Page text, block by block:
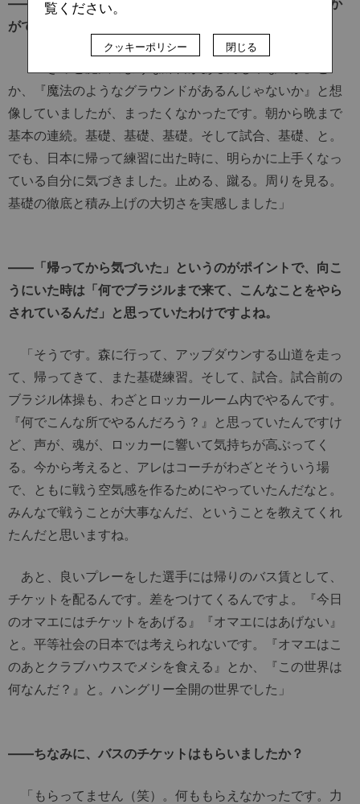
がでしたか？
か、『魔法のようなグラウンドがあるんじゃないか』と想
像していましたが、まったくなかったです。朝から晩まで
基本の連続。基礎、基礎、基礎。そして試合、基礎、と。
でも、日本に帰って練習に出た時に、明らかに上手くなっ
ている自分に気づきました。止める、蹴る。周りを見る。
基礎の徹底と積み上げの大切さを実感しました」
――「帰ってから気づいた」というのがポイントで、向こ
うにいた時は「何でブラジルまで来て、こんなことをやら
されているんだ」と思っていたわけですよね。
「そうです。森に行って、アップダウンする山道を走っ
て、帰ってきて、また基礎練習。そして、試合。試合前の
ブラジル体操も、わざとロッカールーム内でやるんです。
『何でこんな所でやるんだろう？』と思っていたんですけ
ど、声が、魂が、ロッカーに響いて気持ちが高ぶってく
る。今から考えると、アレはコーチがわざとそういう場
で、ともに戦う空気感を作るためにやっていたんだなと。
みんなで戦うことが大事なんだ、ということを教えてくれ
たんだと思いますね。
あと、良いプレーをした選手には帰りのバス賃として、
チケットを配るんです。差をつけてくるんですよ。『今日
のオマエにはチケットをあげる』『オマエにはあげない』
と。平等社会の日本では考えられないです。『オマエはこ
のあとクラブハウスでメシを食える』とか、『この世界は
何なんだ？』と。ハングリー全開の世界でした」
――ちなみに、バスのチケットはもらいましたか？
「もらってません（笑）。何ももらえなかったです。力
覧ください。
クッキーポリシー 閉じる